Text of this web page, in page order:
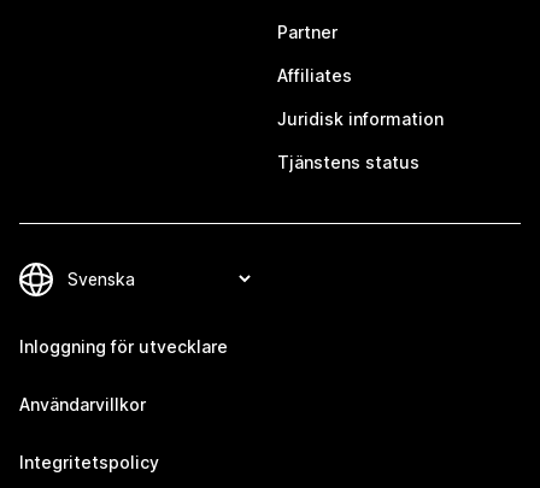
Partner
Affiliates
Juridisk information
Tjänstens status
Inloggning för utvecklare
Användarvillkor
Integritetspolicy